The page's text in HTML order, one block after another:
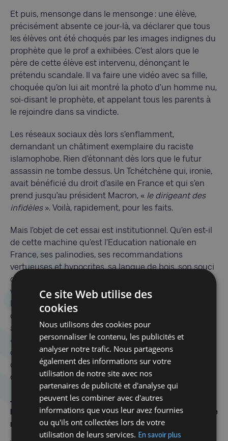
Et puis, mensonge dans le mensonge : une élève,
précisément absente ce jour-là, va déclarer que tous
les élèves ont été choqués par les images indignes du
prophète que le prof a exhibées. C’est alors que le
père de cette élève est intervenu, dénonçant le
prétendu scandale. Il va faire une vidéo avec sa fille,
choquée qu’on lui ait montré la photo d’un homme nu,
soi-disant le prophète, et appelant tous les parents à
le rejoindre dans sa vindicte.
Les réseaux sociaux dès lors s’enflamment,
demandant un châtiment exemplaire du raciste
islamophobe. Rien d’étonnant dès lors que le futur
assassin ne tombe dessus. Un Tchétchène qui, ironie,
avait bénéficié du droit d’asile en France et qui s’en
prend jusqu’au président Macron, « le dirigeant des
infidèles». Voilà, rapidement, pour les faits.
Mais l’objet de cet essai est institutionnel. Qu’en est-il
de cette machine qu’est l’Education nationale en
France, ses palinodies, ses recommandations
vertueuses et hypocrites, sa langue de bois, son souci
constant de la paix scolaire, son fameux « Pas de
vagues » ! Quel fut son discours avant et après
l’assassinat ? Paty est-il mort d’avoir été maladroit,
d’avoir commis une erreur ? Mais quelle maladresse
au juste ? Quelle erreur ? Et puis, plus largement, c’est
« la culture du respect » que dénonce ici l’auteur,
conduite vertueuse dont se réclament les tenants
d’un antiracisme dévoyé, complices d’un islamisme
qui va galopant et qu’on ne veut surtout pas voir.
J’ai exécuté un chien de l’enfer. Rapport sur
l’assassinat de Samuel Paty, David di Nota, Le Cherche
midi, 158 p.
Ce site Web utilise des
cookies
Nous utilisons des cookies pour
personnaliser le contenu, les publicités et
analyser notre trafic. Nous partageons
également des informations sur votre
utilisation de notre site avec nos
partenaires de publicité et d'analyse qui
peuvent les combiner avec d'autres
informations que vous leur avez fournies
ou qu'ils ont collectées lors de votre
utilisation de leurs services. En savoir plus